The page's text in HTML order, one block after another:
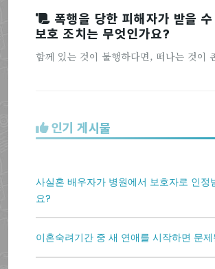
폭행을 당한 피해자가 받을
보호 조치는 무엇인가요?
함께 있는 것이 불행하다면, 떠나는 것이
인기 게시물
사실혼 배우자가 병원에서 보호자로 인정
요?
이혼숙려기간 중 새 연애를 시작하면 문